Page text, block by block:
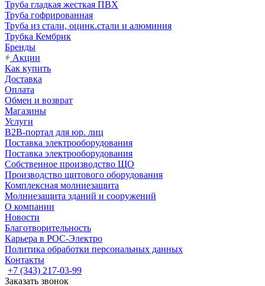
Труба гладкая жесткая ПВХ
Труба гофрированная
Труба из стали, оцинк.стали и алюминия
Трубка Кембрик
Бренды
Акции
Как купить
Доставка
Оплата
Обмен и возврат
Магазины
Услуги
B2B-портал для юр. лиц
Поставка электрооборудования
Поставка электрооборудования
Собственное производство ЩО
Производство щитового оборудования
Комплексная молниезащита
Молниезащита зданий и сооружений
О компании
Новости
Благотворительность
Карьера в РОС-Электро
Политика обработки персональных данных
Контакты
+7 (343) 217-03-99
Заказать звонок